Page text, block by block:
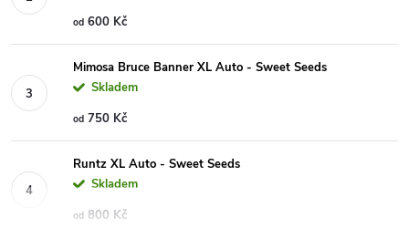
od 600 Kč
Mimosa Bruce Banner XL Auto - Sweet Seeds
Skladem
od 750 Kč
Runtz XL Auto - Sweet Seeds
Skladem
od 800 Kč